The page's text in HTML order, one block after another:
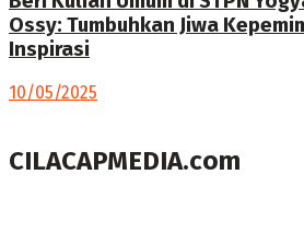
Ossy: Tumbuhkan Jiwa
Inspirasi
10/05/2025
CILACAPMEDIA.com